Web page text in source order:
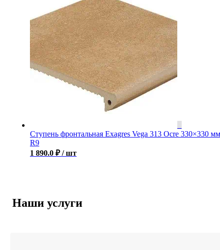
Ступень фронтальная Exagres Vega 313 Ocre 330×330 мм
R9
1 890.0 ₽ / шт
Наши услуги